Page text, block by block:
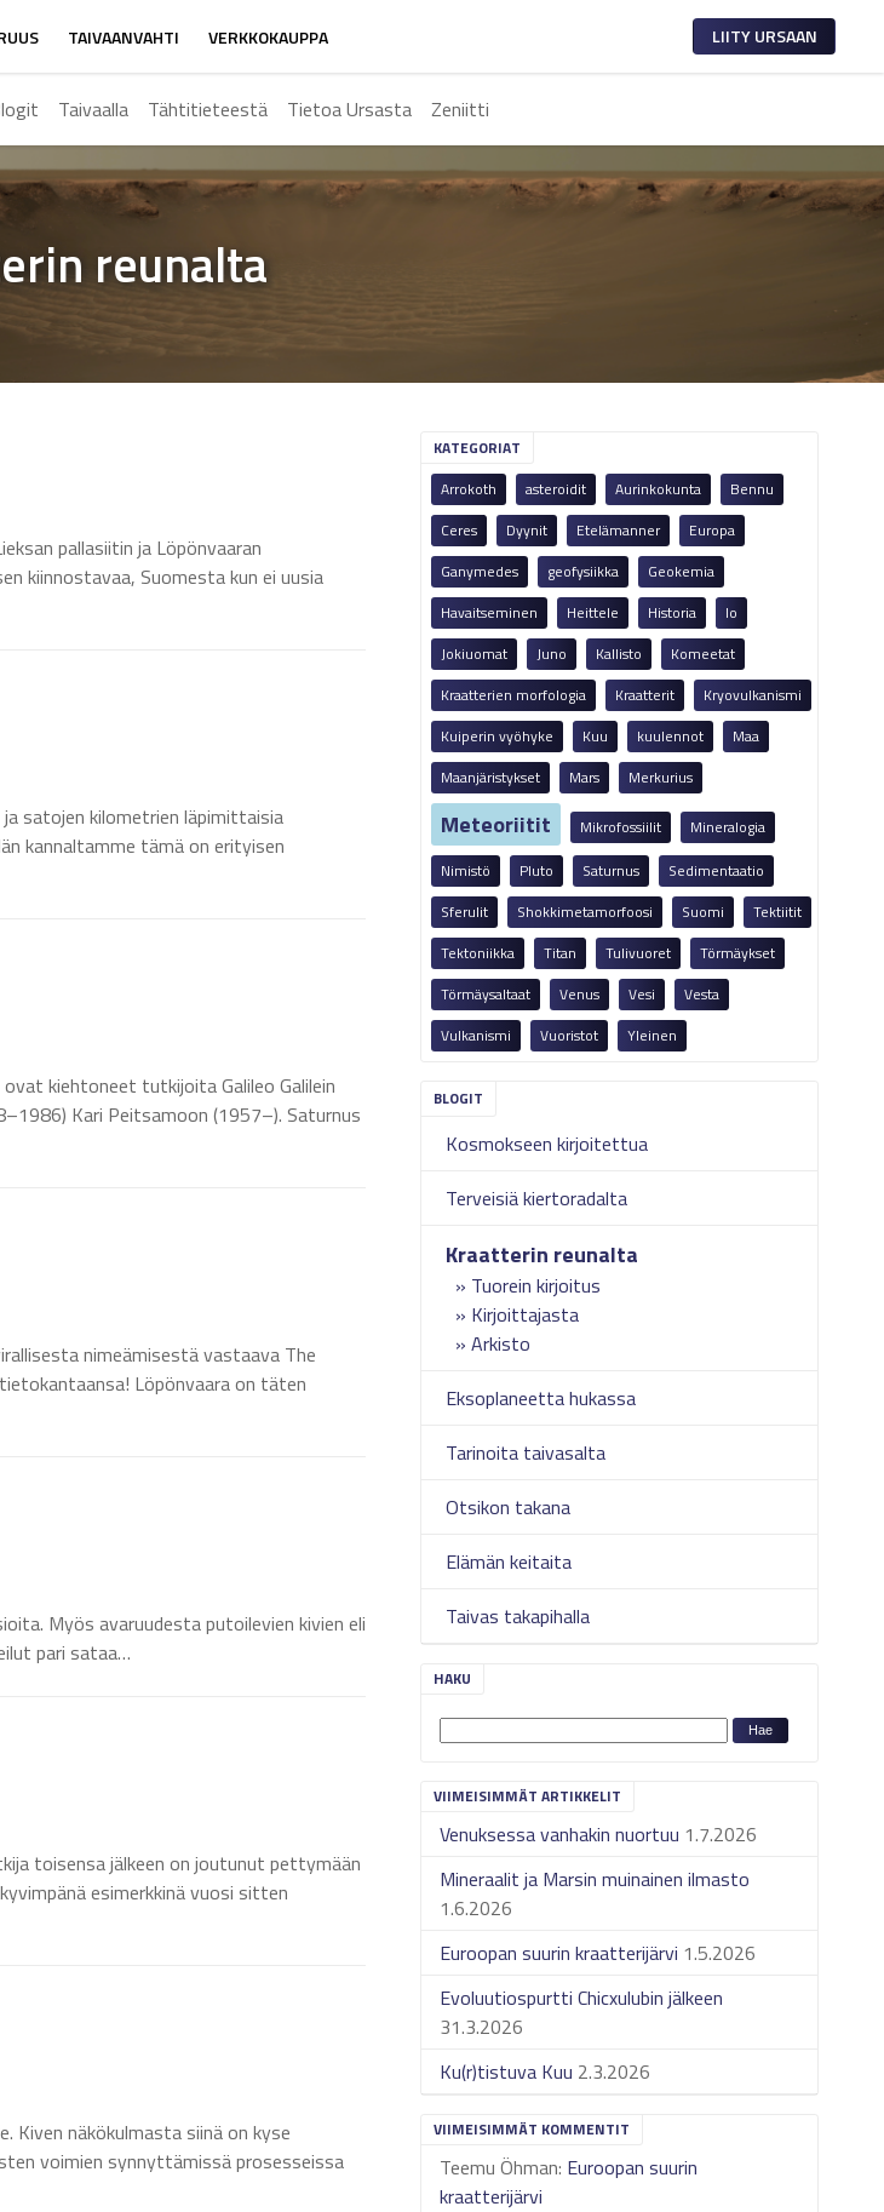
LIITY URSAAN
TAIVAANVAHTI VERKKOKAUPPA
Taivaalla Tähtitieteestä Tietoa Ursasta Zeniitti
reunalta
KATEGORIAT
Arrokoth
asteroidit Aurinkokunta
Bennu
Ceres
Dyynit Etelämanner
Europa
Ganymedes
geofysiikka
Geokemia
Havaitseminen
Heittele Historia
Io
Jokiuomat
Juno Kallisto
Komeetat
Kraatterien morfologia
Kraatterit
Kryovulkanismi
Kuiperin vyöhyke
Kuu kuulennot
Maa
Maanjäristykset
Mars Merkurius
Meteoriitit Mikrofossiilit
Mineralogia
Nimistö
Pluto Saturnus
Sedimentaatio
Sferulit
Shokkimetamorfoosi Suomi
Tektiitit
Tektoniikka
Titan Tulivuoret
Törmäykset
Törmäysaltaat
Venus Vesi
Vesta
Vulkanismi
Vuoristot Yleinen
Kosmokseen kirjoitettua
Terveisiä kiertoradalta
Kraatterin reunalta
Tuorein kirjoitus
Kirjoittajasta
Arkisto
Eksoplaneetta hukassa
Tarinoita taivasalta
Otsikon takana
Elämän keitaita
Taivas takapihalla
HAKU
VIIMEISIMMÄT ARTIKKELIT
Venuksessa vanhakin nuortuu 1.7.2026
Mineraalit ja Marsin muinainen ilmasto
1.6.2026
Euroopan suurin kraatterijärvi 1.5.2026
Evoluutiospurtti Chicxulubin jälkeen
31.3.2026
Ku(r)tistuva Kuu 2.3.2026
VIIMEISIMMÄT KOMMENTIT
Teemu Öhman: Euroopan suurin
kraatterijärvi
pallasiitin ja Löpönvaaran
kiinnostavaa, Suomesta kun ei uusia
satojen kilometrien läpimittaisia
kannaltamme tämä on erityisen
kiehtoneet tutkijoita Galileo Galilein
Kari Peitsamoon (1957–). Saturnus
nimeämisestä vastaava The
Löpönvaara on täten
Myös avaruudesta putoilevien kivien eli
pari sataa…
toisensa jälkeen on joutunut pettymään
esimerkkinä vuosi sitten
Kiven näkökulmasta siinä on kyse
voimien synnyttämissä prosesseissa